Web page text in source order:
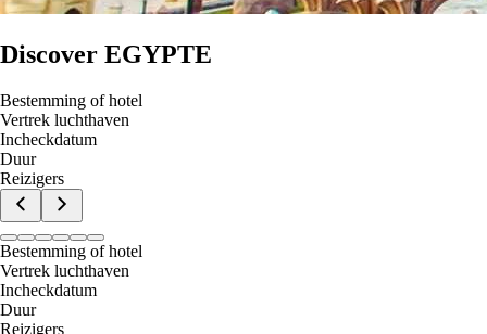
Discover EGYPTE
Bestemming of hotel
Vertrek luchthaven
Incheckdatum
Duur
Reizigers
Bestemming of hotel
Vertrek luchthaven
Incheckdatum
Duur
Reizigers